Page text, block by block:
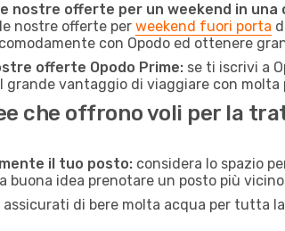
nostre offerte per un weekend in una
nostre offerte per weekend fuori porta
con Opodo ed ottenere
offerte Opodo Prime: se ti iscrivi a
grande vantaggio di viaggiare con
che offrono voli per la
il tuo posto: considera lo spazio
buona idea prenotare un posto più
assicurati di bere molta acqua per tutta